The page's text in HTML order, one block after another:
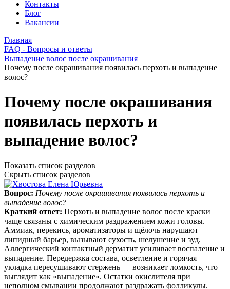
Контакты
Блог
Вакансии
Главная
FAQ - Вопросы и ответы
Выпадение волос после окрашивания
Почему после окрашивания появилась перхоть и выпадение
волос?
Почему после окрашивания
появилась перхоть и
выпадение волос?
Показать список разделов
Скрыть список разделов
Вопрос: Почему после окрашивания появилась перхоть и
выпадение волос?
Краткий ответ: Перхоть и выпадение волос после краски
чаще связаны с химическим раздражением кожи головы.
Аммиак, перекись, ароматизаторы и щёлочь нарушают
липидный барьер, вызывают сухость, шелушение и зуд.
Аллергический контактный дерматит усиливает воспаление и
выпадение. Передержка состава, осветление и горячая
укладка пересушивают стержень — возникает ломкость, что
выглядит как «выпадение». Остатки окислителя при
неполном смывании продолжают раздражать фолликулы.